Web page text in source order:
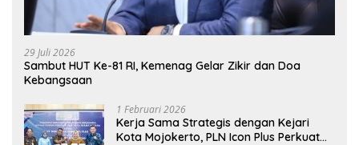
29 Juli 2026
Sambut HUT Ke-81 RI, Kemenag Gelar Zikir dan Doa
Kebangsaan
1 Februari 2026
Kerja Sama Strategis dengan Kejari
Kota Mojokerto, PLN Icon Plus Perkuat